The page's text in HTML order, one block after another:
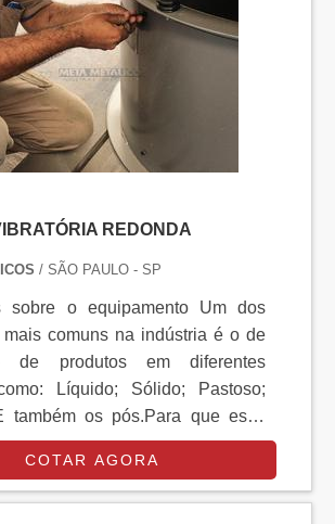
especialmente para ...
REDONDA
/ SÃO PAULO - SP
sobre o equipamento Um dos
mais comuns na indústria é o de
de produtos em diferentes
Líquido; Sólido; Pastoso;
também os pós.Para que esse
realizado é utilizada a peneira
redonda, que é comumente
em indústrias: De metalúrgica;
COTAR AGORA